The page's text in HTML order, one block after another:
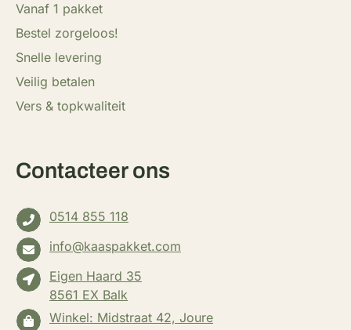
Vanaf 1 pakket
Bestel zorgeloos!
Snelle levering
Veilig betalen
Vers & topkwaliteit
Contacteer ons
0514 855 118
info@kaaspakket.com
Eigen Haard 35
8561 EX Balk
Winkel: Midstraat 42, Joure